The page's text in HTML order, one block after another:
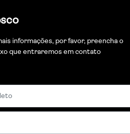
informações, por favor, preencha o
que entraremos em contato